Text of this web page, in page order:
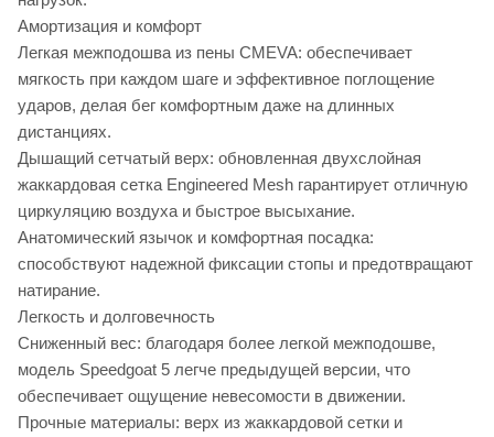
Амортизация и комфорт
Легкая межподошва из пены CMEVA: обеспечивает
мягкость при каждом шаге и эффективное поглощение
ударов, делая бег комфортным даже на длинных
дистанциях.
Дышащий сетчатый верх: обновленная двухслойная
жаккардовая сетка Engineered Mesh гарантирует отличную
циркуляцию воздуха и быстрое высыхание.
Анатомический язычок и комфортная посадка:
способствуют надежной фиксации стопы и предотвращают
натирание.
Легкость и долговечность
Сниженный вес: благодаря более легкой межподошве,
модель Speedgoat 5 легче предыдущей версии, что
обеспечивает ощущение невесомости в движении.
Прочные материалы: верх из жаккардовой сетки и